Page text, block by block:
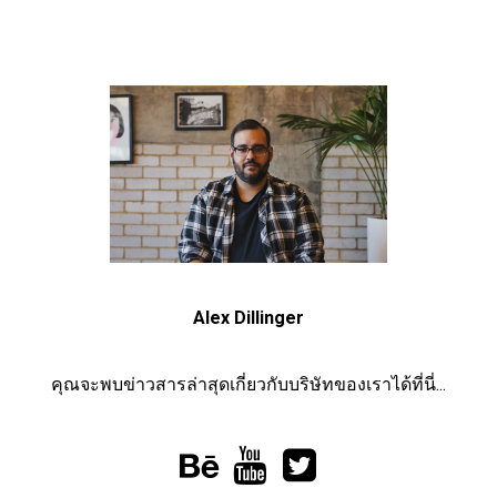
Alex Dillinger
คุณจะพบข่าวสารล่าสุดเกี่ยวกับบริษัทของเราได้ที่นี่...
  